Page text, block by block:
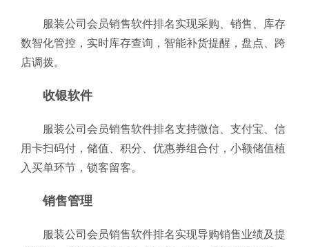
服装公司会员销售软件排名实现采购、销售、库存
数智化管控，实时库存查询，智能补货提醒，盘点、跨
店调拨。
收银软件
服装公司会员销售软件排名支持微信、支付宝、信
用卡扫码付，储值、积分、优惠券组合付，小额储值植
入买单环节，锁客留客。
销售管理
服装公司会员销售软件排名实现导购销售业绩及提